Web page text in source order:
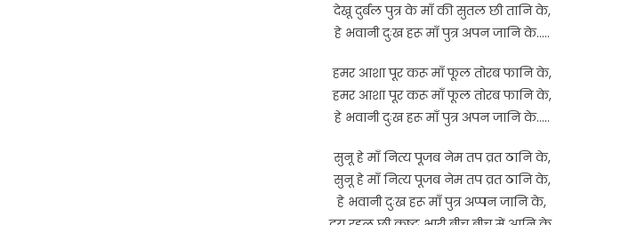
देखू दुर्बल पुत्र के माँ की सुतल छी तानि के,
हे भवानी दुःख हरू माँ पुत्र अपन जानि के…..
हमर आशा पूर करू माँ फूल तोरब फानि के,
हमर आशा पूर करू माँ फूल तोरब फानि के,
हे भवानी दुःख हरू माँ पुत्र अपन जानि के…..
सुनू हे माँ नित्य पूजब नेम तप व्रत ठानि के,
सुनू हे माँ नित्य पूजब नेम तप व्रत ठानि के,
हे भवानी दुःख हरू माँ पुत्र अप्पन जानि के,